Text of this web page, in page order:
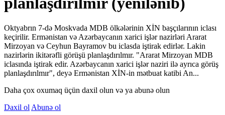
Oktyabrın 7-də Moskvada MDB ölkələrinin XİN başçılarının iclası
keçirilir. Ermənistan və Azərbaycanın xarici işlər nazirləri Ararat
Mirzoyan və Ceyhun Bayramov bu iclasda iştirak edirlər. Lakin
nazirlərin ikitərəfli görüşü planlaşdırılmır. "Ararat Mirzoyan MDB
iclasında iştirak edir. Azərbaycanın xarici işlər naziri ilə ayrıca görüş
planlaşdırılmır", deyə Ermənistan XİN-in mətbuat katibi An...
Daha çox oxumaq üçün daxil olun və ya abunə olun
Daxil ol Abunə ol